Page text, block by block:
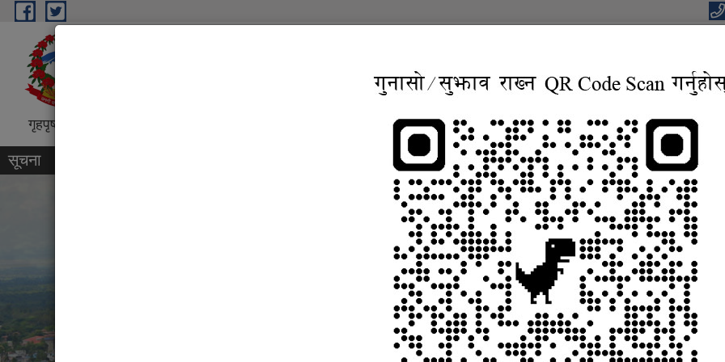
Skip to main content
“शिक्षा, स्वास्थ्य, पर्यटन तथा व्यापारिक पुर्वाधार, बहुसाँस्कृतिक, आवासिय समृद्ध शहर”
गृहपृष्ठ सूचना तथा जानकारी निर्णयहरु कानुन विद्युतिय सुशासन सेवा
सूचना